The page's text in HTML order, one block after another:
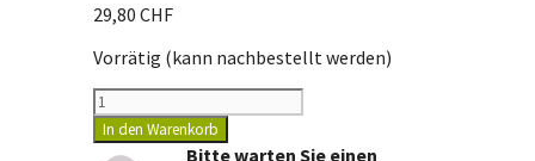
29,80 CHF
Vorrätig (kann nachbestellt werden)
Pegasus®
Sternenlichtelixier
-
In den Warenkorb
Bitte warten Sie einen